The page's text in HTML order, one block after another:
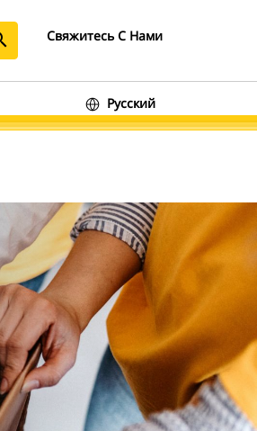
Свяжитесь С Нами
Русский